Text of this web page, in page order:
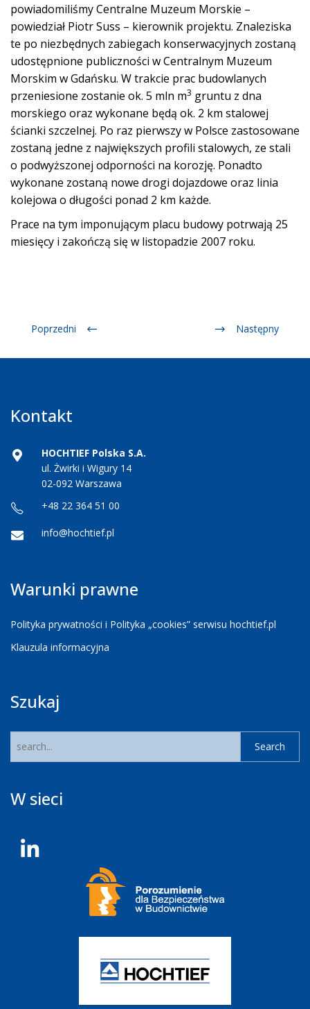
powiadomiliśmy Centralne Muzeum Morskie –
powiedział Piotr Suss – kierownik projektu. Znaleziska
te po niezbędnych zabiegach konserwacyjnych zostaną
udostępnione publiczności w Centralnym Muzeum
Morskim w Gdańsku. W trakcie prac budowlanych
przeniesione zostanie ok. 5 mln m3 gruntu z dna
morskiego oraz wykonane będą ok. 2 km stalowej
ścianki szczelnej. Po raz pierwszy w Polsce zastosowane
zostaną jedne z największych profili stalowych, ze stali
o podwyższonej odporności na korozję. Ponadto
wykonane zostaną nowe drogi dojazdowe oraz linia
kolejowa o długości ponad 2 km każde.
Prace na tym imponującym placu budowy potrwają 25
miesięcy i zakończą się w listopadzie 2007 roku.
Poprzedni Następny
Kontakt
HOCHTIEF Polska S.A.
ul. Żwirki i Wigury 14
02-092 Warszawa
+48 22 364 51 00
info@hochtief.pl
Warunki prawne
Polityka prywatności i Polityka „cookies” serwisu hochtief.pl
Klauzula informacyjna
Szukaj
W sieci